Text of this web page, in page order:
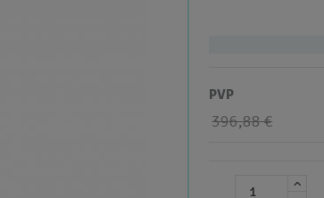
PVP
396,88 €